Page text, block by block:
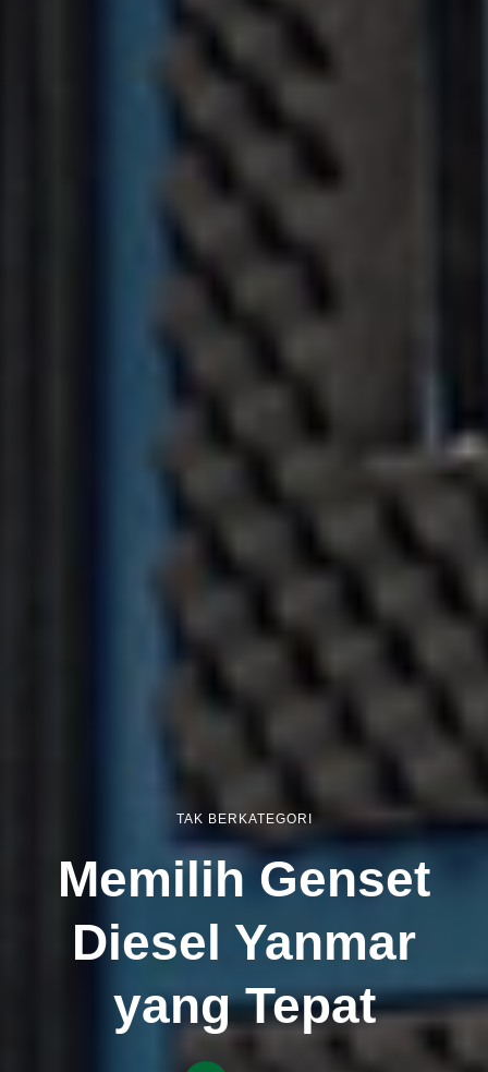
TAK BERKATEGORI
Memilih Genset
Diesel Yanmar
yang Tepat